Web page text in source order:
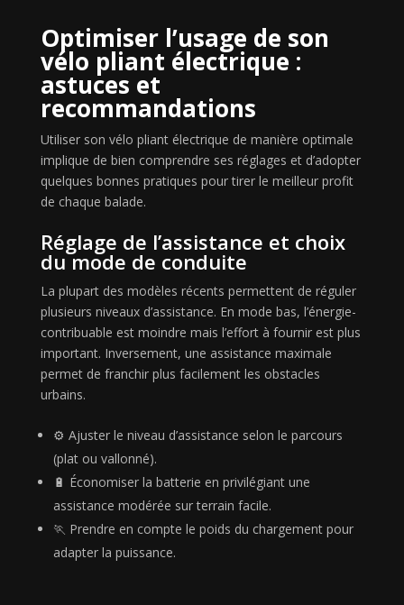
Optimiser l’usage de son
vélo pliant électrique :
astuces et
recommandations
Utiliser son vélo pliant électrique de manière optimale
implique de bien comprendre ses réglages et d’adopter
quelques bonnes pratiques pour tirer le meilleur profit
de chaque balade.
Réglage de l’assistance et choix
du mode de conduite
La plupart des modèles récents permettent de réguler
plusieurs niveaux d’assistance. En mode bas, l’énergie-
contribuable est moindre mais l’effort à fournir est plus
important. Inversement, une assistance maximale
permet de franchir plus facilement les obstacles
urbains.
⚙️ Ajuster le niveau d’assistance selon le parcours
(plat ou vallonné).
🔋 Économiser la batterie en privilégiant une
assistance modérée sur terrain facile.
🏃 Prendre en compte le poids du chargement pour
adapter la puissance.